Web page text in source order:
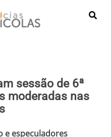
sessão de 6ª
moderadas nas
e especuladores